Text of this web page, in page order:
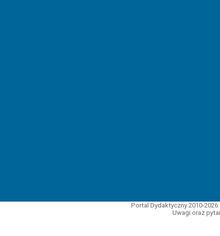
Portal Dydaktyczny 2010-
Uwagi oraz